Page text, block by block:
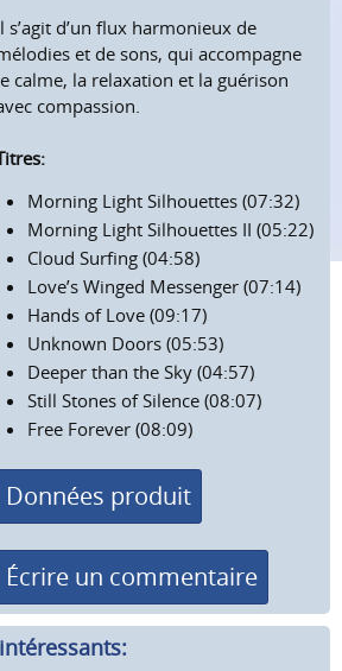
maximum
s’agit d’un flux harmonieux de
et de sons, qui accompagne
calme, la relaxation et la guérison
compassion.
Morning Light Silhouettes (07:32)
Morning Light Silhouettes II (05:22)
Cloud Surfing (04:58)
Love’s Winged Messenger (07:14)
Hands of Love (09:17)
Unknown Doors (05:53)
Deeper than the Sky (04:57)
Still Stones of Silence (08:07)
Free Forever (08:09)
Données produit
Écrire un commentaire